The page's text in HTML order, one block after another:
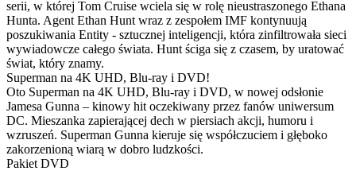
serii, w której Tom Cruise wciela się w rolę nieustraszonego Ethana
Hunta. Agent Ethan Hunt wraz z zespołem IMF kontynuują
poszukiwania Entity - sztucznej inteligencji, która zinfiltrowała sieci
wywiadowcze całego świata. Hunt ściga się z czasem, by uratować
świat, który znamy.
Superman na 4K UHD, Blu-ray i DVD!
Oto Superman na 4K UHD, Blu-ray i DVD, w nowej odsłonie
Jamesa Gunna – kinowy hit oczekiwany przez fanów uniwersum
DC. Mieszanka zapierającej dech w piersiach akcji, humoru i
wzruszeń. Superman Gunna kieruje się współczuciem i głęboko
zakorzenioną wiarą w dobro ludzkości.
Pakiet DVD